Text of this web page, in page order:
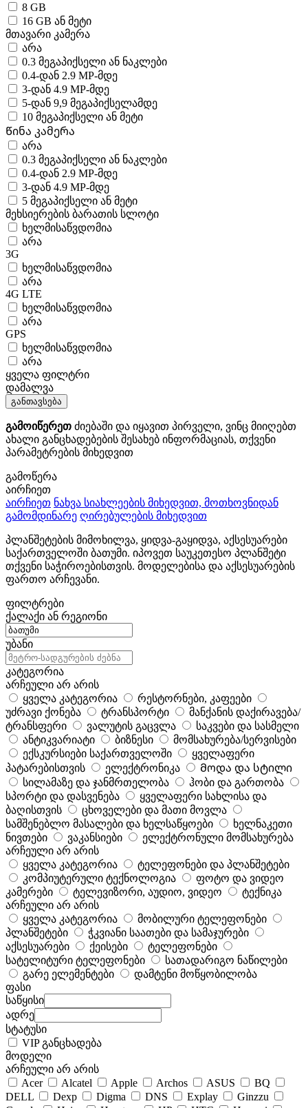
8 GB
16 GB ან მეტი
მთავარი კამერა
არა
0.3 მეგაპიქსელი ან ნაკლები
0.4-დან 2.9 MP-მდე
3-დან 4.9 MP-მდე
5-დან 9,9 მეგაპიქსელამდე
10 მეგაპიქსელი ან მეტი
Წინა კამერა
არა
0.3 მეგაპიქსელი ან ნაკლები
0.4-დან 2.9 MP-მდე
3-დან 4.9 MP-მდე
5 მეგაპიქსელი ან მეტი
მეხსიერების ბარათის სლოტი
ხელმისაწვდომია
არა
3G
ხელმისაწვდომია
არა
4G LTE
ხელმისაწვდომია
არა
GPS
ხელმისაწვდომია
არა
ყველა ფილტრი
დამალვა
განთავსება
გამოიწერეთ ძიებაში და იყავით პირველი, ვინც მიიღებთ
ახალი განცხადებების შესახებ ინფორმაციას, თქვენი
პარამეტრების მიხედვით
გამოწერა
აირჩიეთ
აირჩიეთ ნახვა სიახლეების მიხედვით, მოთხოვნიდან
გამომდინარე ღირებულების მიხედვით
პლანშეტების მიმოხილვა, ყიდვა-გაყიდვა, აქსესუარები
საქართველოში ბათუმი. იპოვეთ საუკეთესო პლანშეტი
თქვენი საჭიროებისთვის. მოდელებისა და აქსესუარების
ფართო არჩევანი.
ფილტრები
ქალაქი ან რეგიონი
უბანი
კატეგორია
არჩეული არ არის
ყველა კატეგორია
რესტორნები, კაფეები
უძრავი ქონება
ტრანსპორტი
მანქანის დაქირავება/
ტრანსფერი
ვალუტის გაცვლა
საკვები და სასმელი
ანტიკვარიატი
ბიზნესი
მომსახურება/სერვისები
ექსკურსიები საქართველოში
ყველაფერი
პატარებისთვის
ელექტრონიკა
Მოდა და სტილი
სილამაზე და ჯანმრთელობა
ჰობი და გართობა
სპორტი და დასვენება
ყველაფერი სახლისა და
ბაღისთვის
ცხოველები და მათი მოვლა
სამშენებლო მასალები და ხელსაწყოები
ხელნაკეთი
ნივთები
ვაკანსიები
ელექტრონული მომსახურება
არჩეული არ არის
ყველა კატეგორია
ტელეფონები და პლანშეტები
კომპიუტერული ტექნოლოგია
ფოტო და ვიდეო
კამერები
ტელევიზორი, აუდიო, ვიდეო
ტექნიკა
არჩეული არ არის
ყველა კატეგორია
მობილური ტელეფონები
პლანშეტები
ჭკვიანი საათები და სამაჯურები
აქსესუარები
ქეისები
ტელეფონები
სატელიტური ტელეფონები
სათადარიგო ნაწილები
გარე ელემენტები
დამტენი მოწყობილობა
ფასი
საწყისი
ადრე
სტატუსი
VIP განცხადება
მოდელი
არჩეული არ არის
Acer
Alcatel Apple Archos ASUS
BQ
DELL
Dexp Digma DNS Explay
Ginzzu